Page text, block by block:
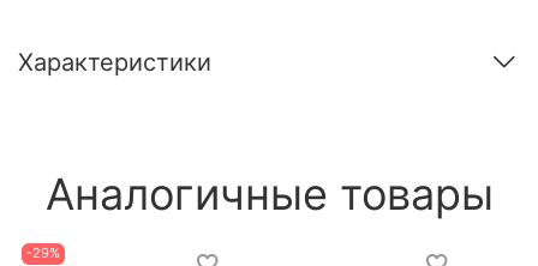
Характеристики
Аналогичные товары
-29%